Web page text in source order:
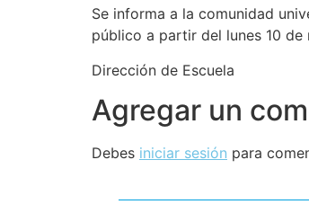
Se informa a la comunidad
público a partir del lunes 10 de
Dirección de Escuela
Agregar un
Debes iniciar sesión para